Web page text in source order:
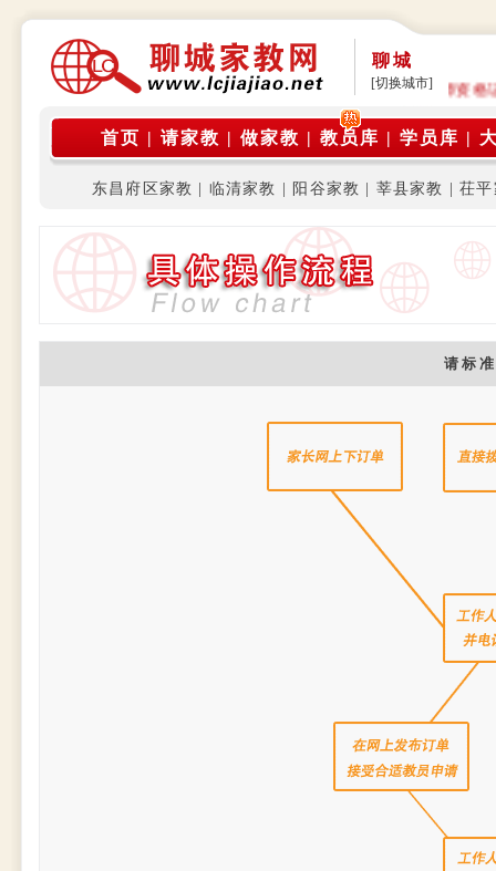
聊城
[切换城市]
在校大学生家教团体运营，旨为在校大学生及研究生（持有教师资格
首页 | 请家教 | 做家教 | 教员库 | 学员库 |
东昌府区家教 临清家教 阳谷家教 莘县家教 |茌
请 标